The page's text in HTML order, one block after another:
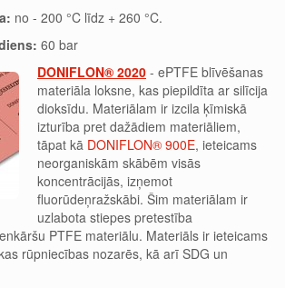
no - 200 °C līdz + 260 °C.
60 bar
DONIFLON® 2020 - ePTFE blīvēšanas
materiāla loksne, kas piepildīta ar silīcija
dioksīdu. Materiālam ir izcila ķīmiskā
izturība pret dažādiem materiāliem,
tāpat kā DONIFLON® 900E, ieteicams
neorganiskām skābēm visās
koncentrācijās, izņemot
fluorūdeņražskābi. Šim materiālam ir
uzlabota stiepes pretestība
PTFE materiālu. Materiāls ir ieteicams
rūpniecības nozarēs, kā arī SDG un